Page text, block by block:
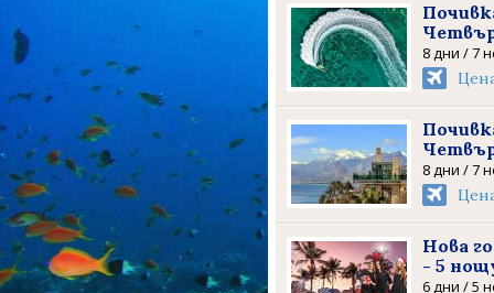
8 дни / 7
8 дни / 7
Нова
- 5
6 дни / 5